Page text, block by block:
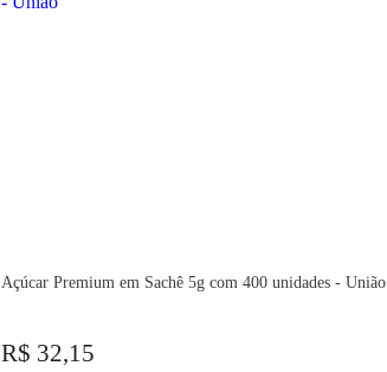
Açúcar Premium em Sachê 5g com 400 unidades - União
R$ 32,15